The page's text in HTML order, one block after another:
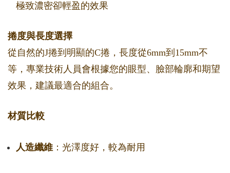
極致濃密卻輕盈的效果
捲度與長度選擇
從自然的J捲到明顯的C捲，長度從6mm到15mm不
等，專業技術人員會根據您的眼型、臉部輪廓和期望
效果，建議最適合的組合。
材質比較
人造纖維 ：光澤度好，較為耐用